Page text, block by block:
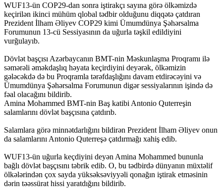
WUF13-ün COP29-dan sonra iştirakçı sayına görə ölkəmizdə
keçirilən ikinci mühüm qlobal tədbir olduğunu diqqətə çatdıran
Prezident İlham Əliyev COP29 kimi Ümumdünya Şəhərsalma
Forumunun 13-cü Sessiyasının da uğurla təşkil edildiyini
vurğulayıb.
Dövlət başçısı Azərbaycanın BMT-nin Məskunlaşma Proqramı ilə
səmərəli əməkdaşlıq həyata keçirdiyini deyərək, ölkəmizin
gələcəkdə də bu Proqramla tərəfdaşlığını davam etdirəcəyini və
Ümumdünya Şəhərsalma Forumunun digər sessiyalarının işində də
fəal olacağını bildirib.
Amina Mohammed BMT-nin Baş katibi Antonio Quterreşin
salamlarını dövlət başçısına çatdırıb.
Salamlara görə minnətdarlığını bildirən Prezident İlham Əliyev onun
da salamlarını Antonio Quterreşə çatdırmağı xahiş edib.
WUF13-ün uğurla keçdiyini deyən Amina Mohammed bununla
bağlı dövlət başçısını təbrik edib. O, bu tədbirdə dünyanın müxtəlif
ölkələrindən çox sayda yüksəksəviyyəli qonağın iştirak etməsinin
dərin təəssürat hissi yaratdığını bildirib.